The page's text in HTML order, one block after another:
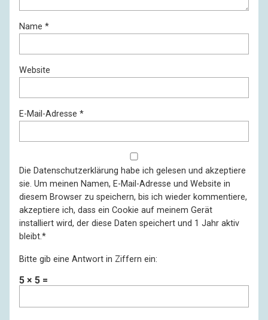
Name *
Website
E-Mail-Adresse *
Die Datenschutzerklärung habe ich gelesen und akzeptiere
sie. Um meinen Namen, E-Mail-Adresse und Website in
diesem Browser zu speichern, bis ich wieder kommentiere,
akzeptiere ich, dass ein Cookie auf meinem Gerät
installiert wird, der diese Daten speichert und 1 Jahr aktiv
bleibt.*
Bitte gib eine Antwort in Ziffern ein:
5 × 5 =